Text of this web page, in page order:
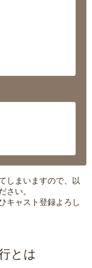
しまいますので、以
さい。
キャスト登録よろし
とは